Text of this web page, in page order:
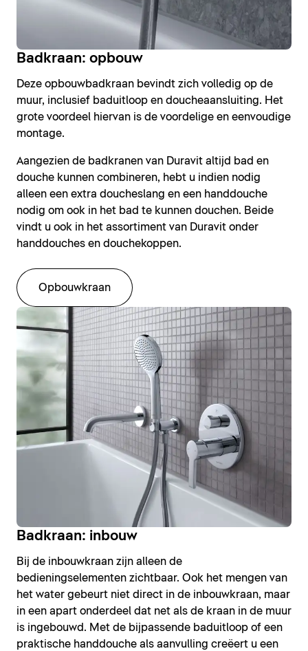
Badkraan: opbouw
Deze opbouwbadkraan bevindt zich volledig op de
muur, inclusief baduitloop en doucheaansluiting. Het
grote voordeel hiervan is de voordelige en eenvoudige
montage.
Aangezien de badkranen van Duravit altijd bad en
douche kunnen combineren, hebt u indien nodig
alleen een extra doucheslang en een handdouche
nodig om ook in het bad te kunnen douchen. Beide
vindt u ook in het assortiment van Duravit onder
handdouches en douchekoppen.
Opbouwkraan
Badkraan: inbouw
Bij de inbouwkraan zijn alleen de
bedieningselementen zichtbaar. Ook het mengen van
het water gebeurt niet direct in de inbouwkraan, maar
in een apart onderdeel dat net als de kraan in de muur
is ingebouwd. Met de bijpassende baduitloop of een
praktische handdouche als aanvulling creëert u een